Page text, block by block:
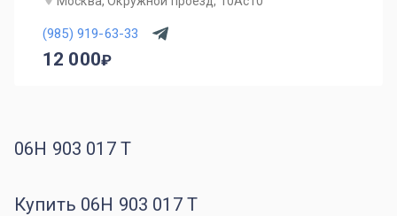
(985) 919-63-33
12 000
06H 903 017 T
Купить 06H 903 017 T